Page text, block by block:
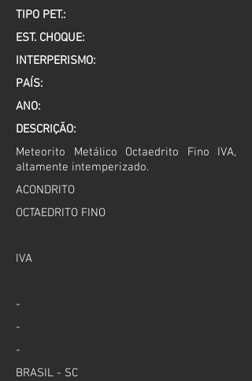
TIPO PET.:
EST. CHOQUE:
INTERPERISMO:
PAÍS:
ANO:
DESCRIÇÃO:
Meteorito Metálico Octaedrito Fino IVA,
altamente intemperizado.
ACONDRITO
OCTAEDRITO FINO
IVA
-
-
-
BRASIL - SC